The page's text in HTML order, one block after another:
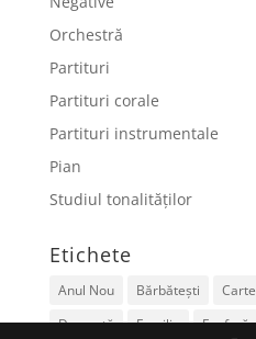
Orchestră
Partituri
Partituri corale
Partituri instrumentale
Pian
Studiul tonalităților
Etichete
Anul Nou Bărbătești Carte
De nuntă
Familie Fanfară